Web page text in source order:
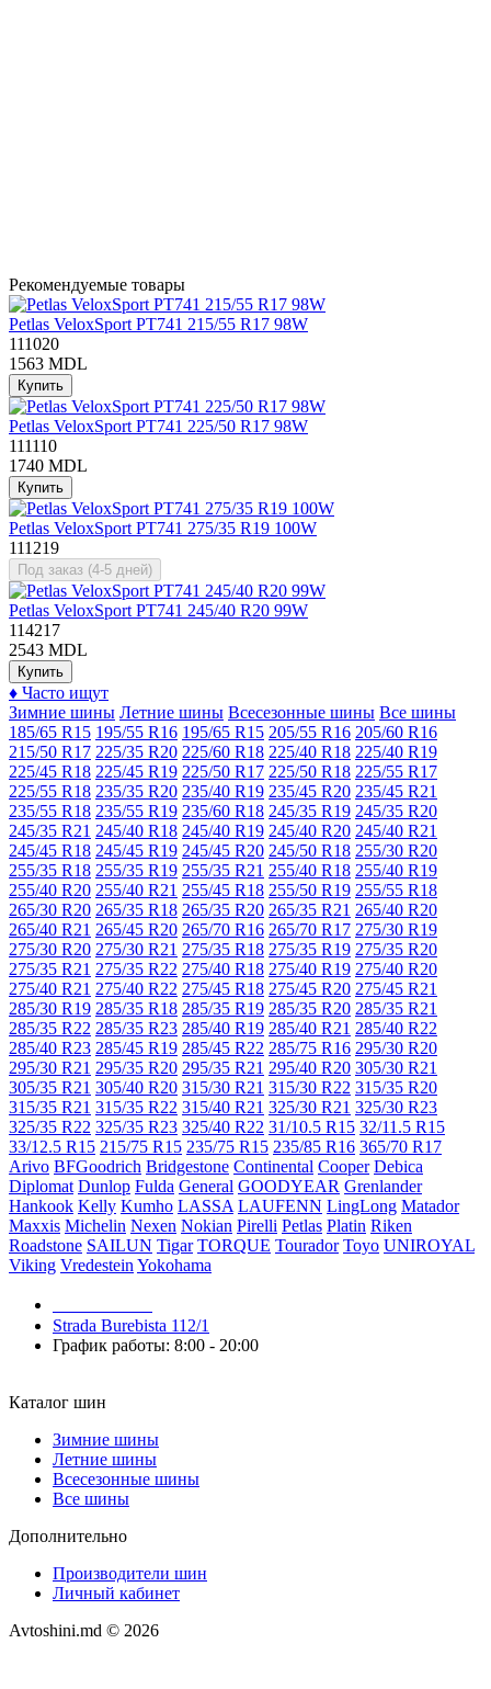
Рекомендуемые товары
Petlas VeloxSport PT741 215/55 R17 98W
111020
1563 MDL
Купить
Petlas VeloxSport PT741 225/50 R17 98W
111110
1740 MDL
Купить
Petlas VeloxSport PT741 275/35 R19 100W
111219
Под заказ (4-5 дней)
Petlas VeloxSport PT741 245/40 R20 99W
114217
2543 MDL
Купить
♦ Часто ищут
Зимние шины Летние шины Всесезонные шины Все шины
185/65 R15 195/55 R16 195/65 R15 205/55 R16 205/60 R16
215/50 R17 225/35 R20 225/60 R18 225/40 R18 225/40 R19
225/45 R18 225/45 R19 225/50 R17 225/50 R18 225/55 R17
225/55 R18 235/35 R20 235/40 R19 235/45 R20 235/45 R21
235/55 R18 235/55 R19 235/60 R18 245/35 R19 245/35 R20
245/35 R21 245/40 R18 245/40 R19 245/40 R20 245/40 R21
245/45 R18 245/45 R19 245/45 R20 245/50 R18 255/30 R20
255/35 R18 255/35 R19 255/35 R21 255/40 R18 255/40 R19
255/40 R20 255/40 R21 255/45 R18 255/50 R19 255/55 R18
265/30 R20 265/35 R18 265/35 R20 265/35 R21 265/40 R20
265/40 R21 265/45 R20 265/70 R16 265/70 R17 275/30 R19
275/30 R20 275/30 R21 275/35 R18 275/35 R19 275/35 R20
275/35 R21 275/35 R22 275/40 R18 275/40 R19 275/40 R20
275/40 R21 275/40 R22 275/45 R18 275/45 R20 275/45 R21
285/30 R19 285/35 R18 285/35 R19 285/35 R20 285/35 R21
285/35 R22 285/35 R23 285/40 R19 285/40 R21 285/40 R22
285/40 R23 285/45 R19 285/45 R22 285/75 R16 295/30 R20
295/30 R21 295/35 R20 295/35 R21 295/40 R20 305/30 R21
305/35 R21 305/40 R20 315/30 R21 315/30 R22 315/35 R20
315/35 R21 315/35 R22 315/40 R21 325/30 R21 325/30 R23
325/35 R22 325/35 R23 325/40 R22 31/10.5 R15 32/11.5 R15
33/12.5 R15 215/75 R15 235/75 R15 235/85 R16 365/70 R17
Arivo BFGoodrich Bridgestone Continental Cooper Debica
Diplomat Dunlop Fulda General GOODYEAR Grenlander
Hankook Kelly Kumho LASSA LAUFENN LingLong Matador
Maxxis Michelin Nexen Nokian Pirelli Petlas Platin Riken
Roadstone SAILUN Tigar TORQUE Tourador Toyo UNIROYAL
Viking Vredestein Yokohama
Strada Burebista 112/1
График работы: 8:00 - 20:00
Каталог шин
Зимние шины
Летние шины
Всесезонные шины
Все шины
Дополнительно
Производители шин
Личный кабинет
Avtoshini.md © 2026